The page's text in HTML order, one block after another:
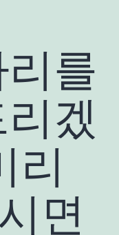
를
겠
리
면